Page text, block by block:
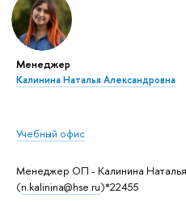
Менеджер
Калинина Наталья Александровна
Учебный офис
Менеджер ОП - Калинина
(n.kalinina@hse.ru)*22455